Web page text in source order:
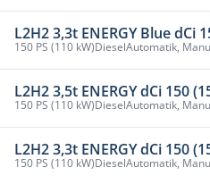
L2H2 3,3t ENERGY Blue dCi
150 PS (110 kW)DieselAutomatik,
L2H2 3,5t ENERGY dCi 150
150 PS (110 kW)DieselAutomatik,
L2H2 3,3t ENERGY dCi 150
150 PS (110 kW)DieselAutomatik,